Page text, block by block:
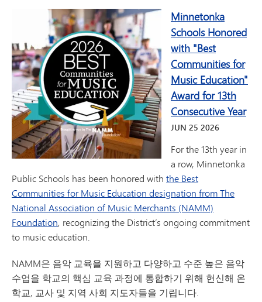
Minnetonka
Schools Honored
with "Best
Communities for
Music Education"
Award for 13th
Consecutive Year
JUN 25 2026
For the 13th year in
a row, Minnetonka
Public Schools has been honored with the Best
Communities for Music Education designation from The
National Association of Music Merchants (NAMM)
Foundation, recognizing the District’s ongoing commitment
to music education.
NAMM은 음악 교육을 지원하고 다양하고 수준 높은 음악
수업을 학교의 핵심 교육 과정에 통합하기 위해 헌신해 온
학교, 교사 및 지역 사회 지도자들을 기립니다.